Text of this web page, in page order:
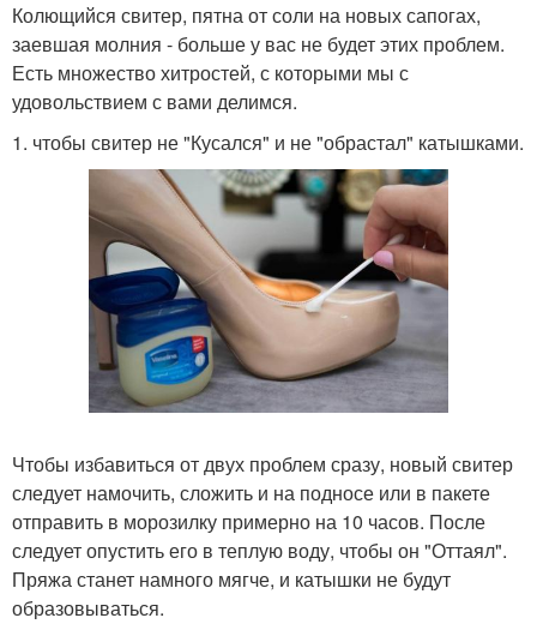
Колющийся свитер, пятна от соли на новых сапогах,
заевшая молния - больше у вас не будет этих проблем.
Есть множество хитростей, с которыми мы с
удовольствием с вами делимся.
1. чтобы свитер не "Кусался" и не "обрастал" катышками.
Чтобы избавиться от двух проблем сразу, новый свитер
следует намочить, сложить и на подносе или в пакете
отправить в морозилку примерно на 10 часов. После
следует опустить его в теплую воду, чтобы он "Оттаял".
Пряжа станет намного мягче, и катышки не будут
образовываться.